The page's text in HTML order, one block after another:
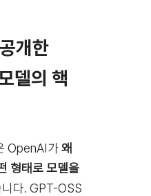
개한
델의 핵
OpenAI가왜
형태로 모델을
다. GPT-OSS